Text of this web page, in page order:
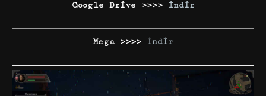
Google Drive >>>> İndir
Mega >>>> İndir